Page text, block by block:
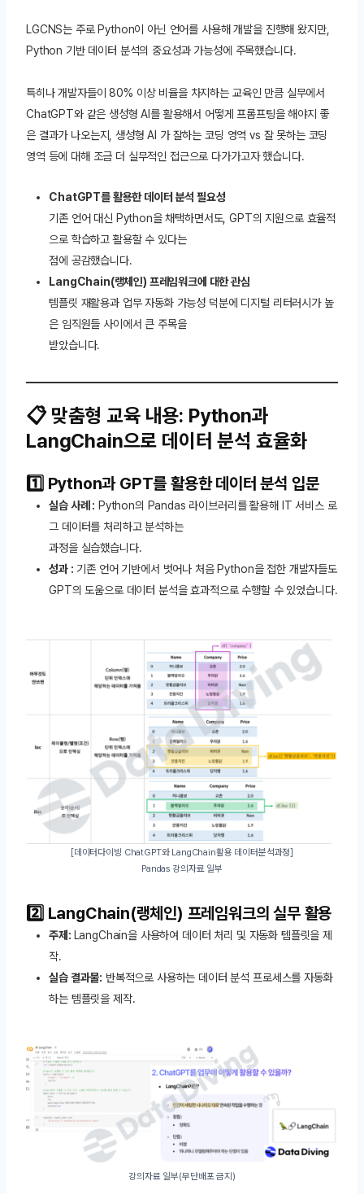
LGCNS는 주로 Python이 아닌 언어를 사용해 개발을 진행해 왔지만,
Python 기반 데이터 분석의 중요성과 가능성에 주목했습니다.
특히나 개발자들이 80% 이상 비율을 차지하는 교육인 만큼 실무에서
ChatGPT와 같은 생성형 AI를 활용해서 어떻게 프롬프팅을 해야지 좋
은 결과가 나오는지, 생성형 AI 가 잘하는 코딩 영역 vs 잘 못하는 코딩
영역 등에 대해 조금 더 실무적인 접근으로 다가가고자 했습니다.
ChatGPT를 활용한 데이터 분석 필요성
기존 언어 대신 Python을 채택하면서도, GPT의 지원으로 효율적
으로 학습하고 활용할 수 있다는
점에 공감했습니다.
LangChain(랭체인) 프레임워크에 대한 관심
템플릿 재활용과 업무 자동화 가능성 덕분에 디지털 리터러시가 높
은 임직원들 사이에서 큰 주목을
받았습니다.
📋 맞춤형 교육 내용: Python과
LangChain으로 데이터 분석 효율화
1️⃣ Python과 GPT를 활용한 데이터 분석 입문
실습 사례 : Python의 Pandas 라이브러리를 활용해 IT 서비스 로
그 데이터를 처리하고 분석하는
과정을 실습했습니다.
성과 : 기존 언어 기반에서 벗어나 처음 Python을 접한 개발자들도
GPT의 도움으로 데이터 분석을 효과적으로 수행할 수 있었습니다.
[데이터다이빙 ChatGPT와 LangChain활용 데이터분석과정]
Pandas 강의자료 일부
2️⃣ LangChain(랭체인) 프레임워크의 실무 활용
주제: LangChain을 사용하여 데이터 처리 및 자동화 템플릿을 제
작.
실습 결과물: 반복적으로 사용하는 데이터 분석 프로세스를 자동화
하는 템플릿을 제작.
강의자료 일부(무단배포 금지)